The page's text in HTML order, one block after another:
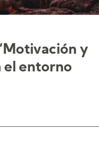
y
el entorno